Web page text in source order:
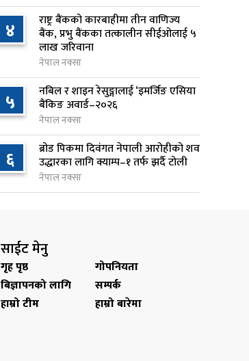
८
वीरगञ्जमा ट्यांकरको सिल खोलेर तेल
निकाल्ने सात जना रंगेहात पक्राउ
१ दिन अघि
९
जन्मसिद्ध नागरिकता कडा बनाउने
ट्रम्पको नयाँ प्रयास, दुई कार्यकारी
आदेश जारी
१ दिन अघि
१०
राप्रपाको निर्णय: बागमती प्रदेश
सरकारमा सहभागी नहुने
४ राष्ट्र बैंकको कारबाहीमा तीन वाणिज्य
बैंक, प्रभु बैंकका तत्कालीन सीईओलाई ५
लाख जरिवाना
नेपाल नक्सा
५ नबिल र शाइन रेसुङ्गालाई ‘इमर्जिङ एसिया
बैंकिङ अवार्ड–२०२६
नेपाल नक्सा
६ ब्रोड पिकमा दिवंगत नेपाली आरोहीको शव
उद्धारका लागि क्याम्प–१ तर्फ झर्दै टोली
नेपाल नक्सा
साईट मेनु
गृह पृष्ठ
गोपनियता
बिज्ञापनको लागि
सम्पर्क
हाम्रो टीम
हाम्रो बारेमा